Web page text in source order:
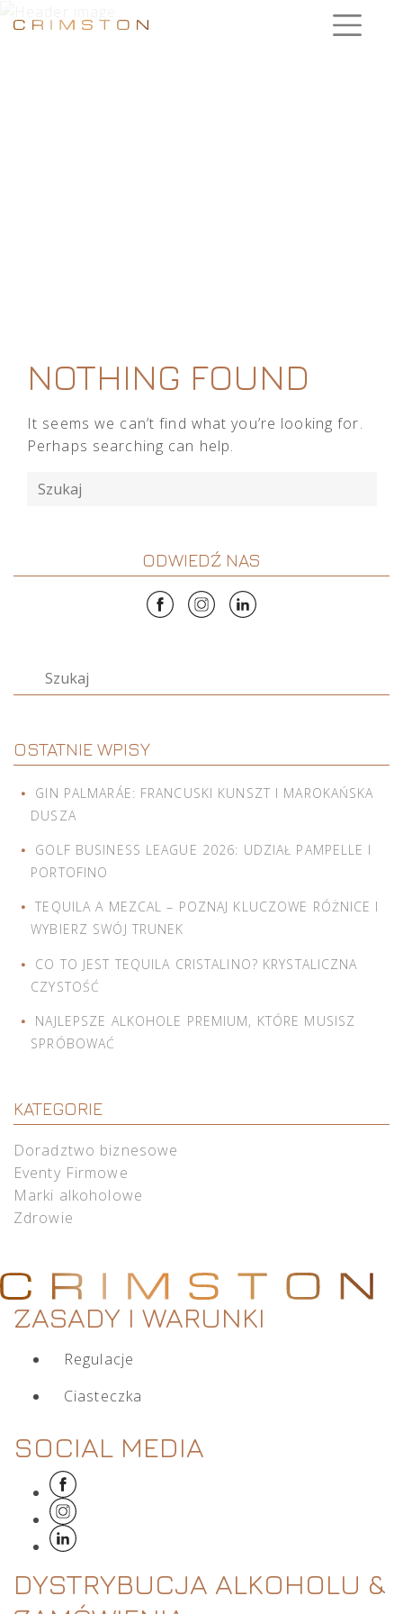
NOTHING FOUND
It seems we can’t find what you’re looking for.
Perhaps searching can help.
Szukaj
ODWIEDŹ NAS
Szukaj
OSTATNIE WPISY
GIN PALMARÁE: FRANCUSKI KUNSZT I MAROKAŃSKA
DUSZA
GOLF BUSINESS LEAGUE 2026: UDZIAŁ PAMPELLE I
PORTOFINO
TEQUILA A MEZCAL – POZNAJ KLUCZOWE RÓŻNICE I
WYBIERZ SWÓJ TRUNEK
CO TO JEST TEQUILA CRISTALINO? KRYSTALICZNA
CZYSTOŚĆ
NAJLEPSZE ALKOHOLE PREMIUM, KTÓRE MUSISZ
SPRÓBOWAĆ
KATEGORIE
Doradztwo biznesowe
Eventy Firmowe
Marki alkoholowe
Zdrowie
ZASADY I WARUNKI
Regulacje
Ciasteczka
SOCIAL MEDIA
DYSTRYBUCJA ALKOHOLU &